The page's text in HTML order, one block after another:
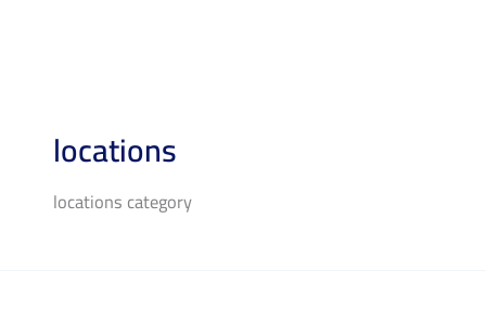
locations
locations category